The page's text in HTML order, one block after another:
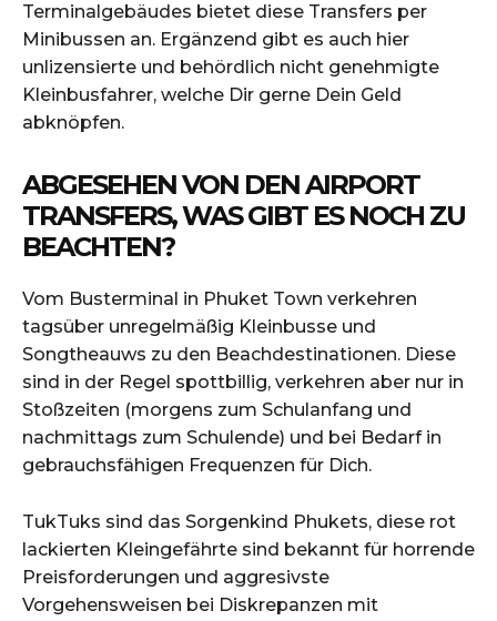
Terminalgebäudes bietet diese Transfers per
Minibussen an. Ergänzend gibt es auch hier
unlizensierte und behördlich nicht genehmigte
Kleinbusfahrer, welche Dir gerne Dein Geld
abknöpfen.
ABGESEHEN VON DEN AIRPORT
TRANSFERS, WAS GIBT ES NOCH ZU
BEACHTEN?
Vom Busterminal in Phuket Town verkehren
tagsüber unregelmäßig Kleinbusse und
Songtheauws zu den Beachdestinationen. Diese
sind in der Regel spottbillig, verkehren aber nur in
Stoßzeiten (morgens zum Schulanfang und
nachmittags zum Schulende) und bei Bedarf in
gebrauchsfähigen Frequenzen für Dich.
TukTuks sind das Sorgenkind Phukets, diese rot
lackierten Kleingefährte sind bekannt für horrende
Preisforderungen und aggresivste
Vorgehensweisen bei Diskrepanzen mit